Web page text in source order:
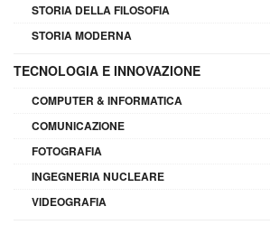
STORIA DELLA FILOSOFIA
STORIA MODERNA
TECNOLOGIA E INNOVAZIONE
COMPUTER & INFORMATICA
COMUNICAZIONE
FOTOGRAFIA
INGEGNERIA NUCLEARE
VIDEOGRAFIA